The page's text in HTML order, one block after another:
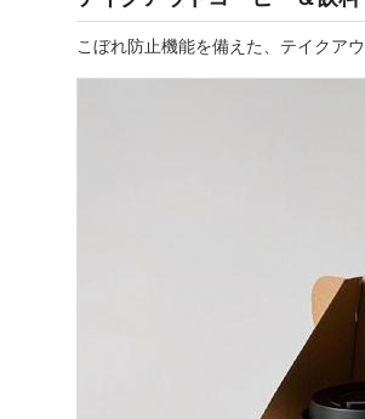
こぼれ防止機能を備えた、テイクア